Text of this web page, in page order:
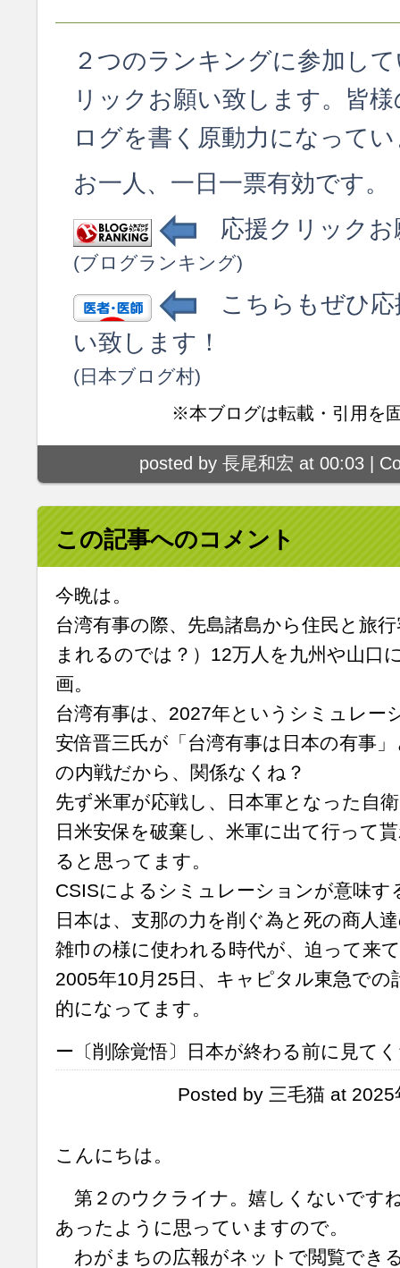
２つのランキングに参加し
リックお願い致します。皆
ログを書く原動力になって
お一人、一日一票有効です。
応援クリックお
(ブログランキング)
こちらもぜひ応
い致します！
(日本ブログ村)
※本ブログは転載・引用を
posted by 長尾和宏 at 00:03 |
この記事へのコメント
今晩は。
台湾有事の際、先島諸島から住民と旅
まれるのでは？）12万人を九州や山口
画。
台湾有事は、2027年というシミュレー
安倍晋三氏が「台湾有事は日本の有事
の内戦だから、関係なくね？
先ず米軍が応戦し、日本軍となった自
日米安保を破棄し、米軍に出て行って
ると思ってます。
CSISによるシミュレーションが意味す
日本は、支那の力を削ぐ為と死の商人
雑巾の様に使われる時代が、迫って来
2005年10月25日、キャピタル東急での
的になってます。
ー〔削除覚悟〕日本が終わる前に見て
Posted by 三毛猫 at
こんにちは。
第２のウクライナ。嬉しくないです
あったように思っていますので。
わがまちの広報がネットで閲覧でき